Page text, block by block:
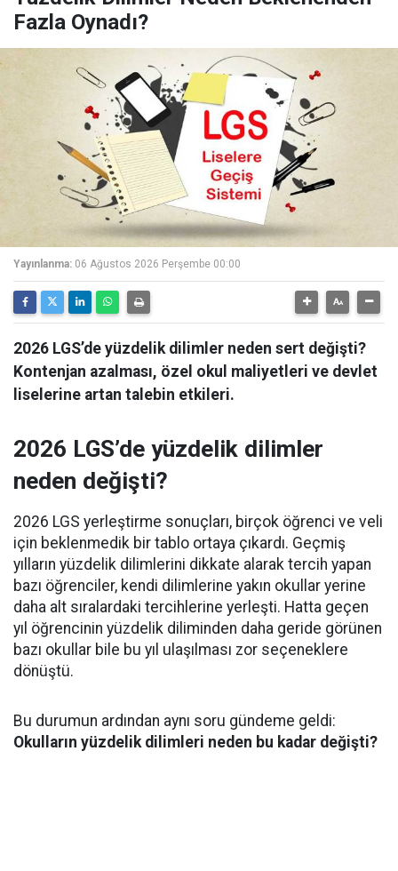
Fazla Oynadı?
Yayınlanma: 06 Ağustos 2026 Perşembe 00:00
2026 LGS’de yüzdelik dilimler neden sert değişti?
Kontenjan azalması, özel okul maliyetleri ve devlet
liselerine artan talebin etkileri.
2026 LGS’de yüzdelik dilimler
neden değişti?
2026 LGS yerleştirme sonuçları, birçok öğrenci ve veli
için beklenmedik bir tablo ortaya çıkardı. Geçmiş
yılların yüzdelik dilimlerini dikkate alarak tercih yapan
bazı öğrenciler, kendi dilimlerine yakın okullar yerine
daha alt sıralardaki tercihlerine yerleşti. Hatta geçen
yıl öğrencinin yüzdelik diliminden daha geride görünen
bazı okullar bile bu yıl ulaşılması zor seçeneklere
dönüştü.
Bu durumun ardından aynı soru gündeme geldi:
Okulların yüzdelik dilimleri neden bu kadar değişti?